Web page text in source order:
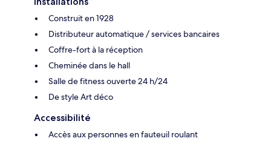
Construit en 1928
Distributeur automatique / services bancaires
Coffre-fort à la réception
Cheminée dans le hall
Salle de fitness ouverte 24 h/24
De style Art déco
Accessibilité
Accès aux personnes en fauteuil roulant